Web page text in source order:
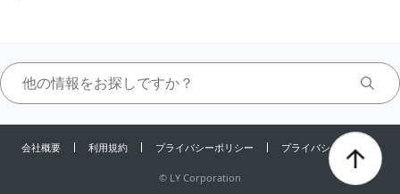
会社概要 利用規約 プライバシーポリシー プライバシーセンター
© LY Corporation